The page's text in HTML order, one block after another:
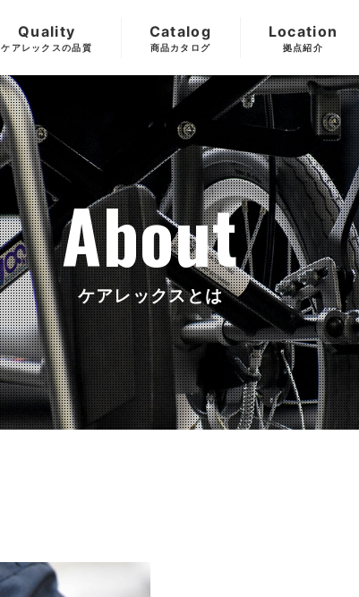
Quality
ケアレックスの品質
Catalog
商品カタログ
Location
拠点紹介
About
ケアレックスとは